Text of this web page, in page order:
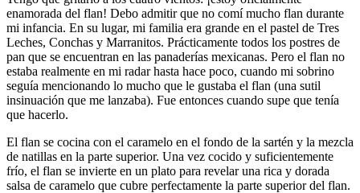
enamorada del flan! Debo admitir que no comí mucho flan durante
mi infancia. En su lugar, mi familia era grande en el pastel de Tres
Leches, Conchas y Marranitos. Prácticamente todos los postres de
pan que se encuentran en las panaderías mexicanas. Pero el flan no
estaba realmente en mi radar hasta hace poco, cuando mi sobrino
seguía mencionando lo mucho que le gustaba el flan (una sutil
insinuación que me lanzaba). Fue entonces cuando supe que tenía
que hacerlo.
El flan se cocina con el caramelo en el fondo de la sartén y la mezcla
de natillas en la parte superior. Una vez cocido y suficientemente
frío, el flan se invierte en un plato para revelar una rica y dorada
salsa de caramelo que cubre perfectamente la parte superior del flan.